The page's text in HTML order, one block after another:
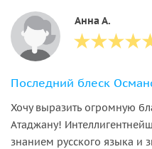
Анна А.
Хочу выразить огромную
Атаджану!
знанием русского языка и